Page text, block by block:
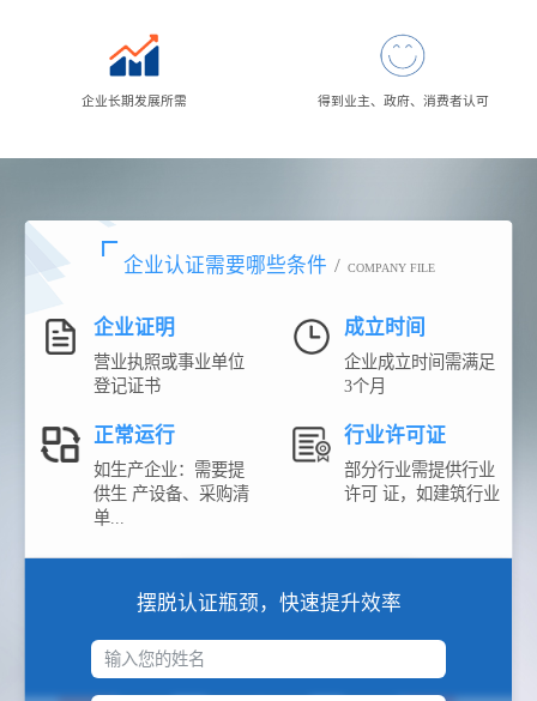
企业长期发展所需 得到业主、政府、消费者认可
企业认证需要哪些条件 / COMPANY FILE
企业证明
营业执照或事业单位
登记证书
成立时间
企业成立时间需满足
3个月
正常运行
如生产企业：需要提
供生 产设备、采购清
单...
行业许可证
部分行业需提供行业
许可 证，如建筑行业
摆脱认证瓶颈，快速提升效率
输入您的姓名